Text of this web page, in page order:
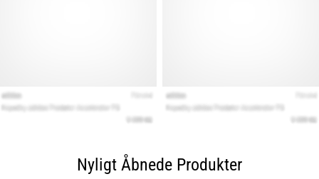
Nyligt Åbnede Produkter